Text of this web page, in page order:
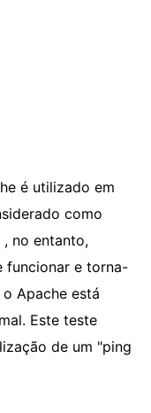
é utilizado em
como
no entanto,
funcionar e torna-
Apache está
Este teste
de um "ping